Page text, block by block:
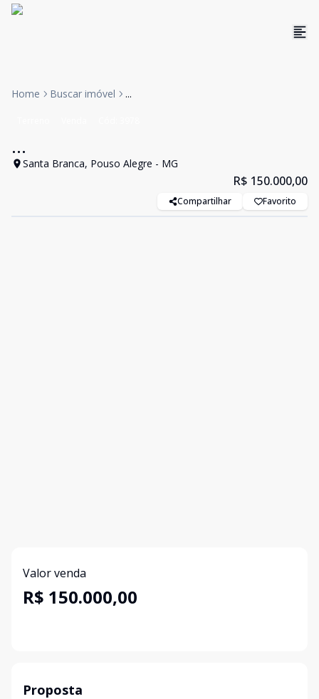
Home Buscar imóvel ...
...
Santa Branca, Pouso Alegre - MG
R$ 150.000,00
Compartilhar Favorito
Valor venda
R$ 150.000,00
Proposta